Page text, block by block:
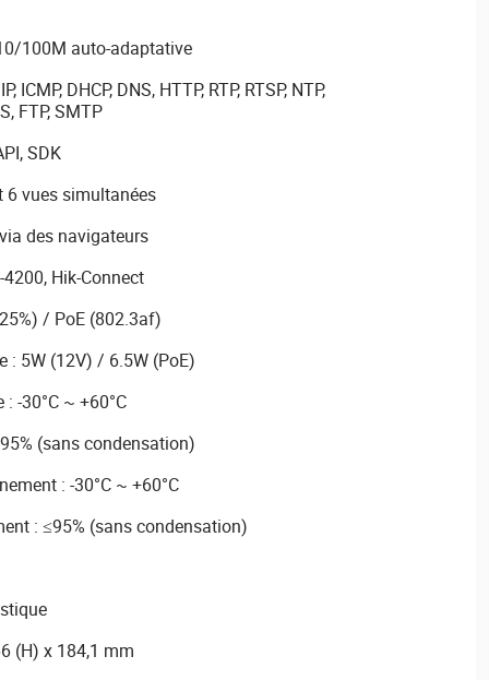
100M auto-adaptative
DHCP, DNS, HTTP, RTP, RTSP, NTP,
FTP, SMTP
SDK
vues simultanées
des navigateurs
Hik-Connect
/ PoE (802.3af)
: 5W (12V) / 6.5W (PoE)
-30°C ~ +60°C
(sans condensation)
: -30°C ~ +60°C
: ≤95% (sans condensation)
(H) x 184,1 mm